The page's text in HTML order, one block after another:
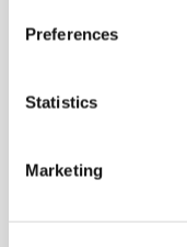
Preferences
Statistics
Marketing